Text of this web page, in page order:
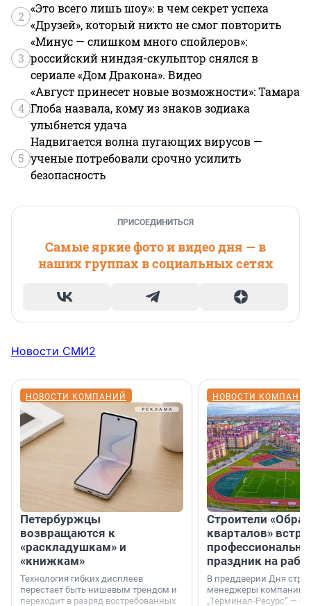
2
«Это всего лишь шоу»: в чем секрет успеха
«Друзей», который никто не смог повторить
3
«Минус — слишком много спойлеров»:
российский ниндзя-скульптор снялся в
сериале «Дом Дракона». Видео
4
«Август принесет новые возможности»: Тамара
Глоба назвала, кому из знаков зодиака
улыбнется удача
5
Надвигается волна пугающих вирусов —
ученые потребовали срочно усилить
безопасность
ПРИСОЕДИНИТЬСЯ
Самые яркие фото и видео дня — в
наших группах в социальных сетях
Новости СМИ2
НОВОСТИ КОМПАНИЙ
Петербуржцы
возвращаются к
«раскладушкам» и
«книжкам»
Технология гибких дисплеев
перестает быть нишевым трендом и
переходит в разряд востребованных
НОВОСТИ
Строители
кварталов»
праздник на
В преддверии Дня
менеджеры компании
„Терминал-Ресурс“ — о